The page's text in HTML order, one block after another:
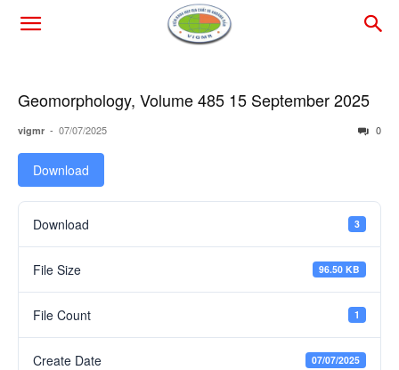
Geomorphology, Volume 485 15 September 2025
vigmr - 07/07/2025 0
Download
Download 3
File Size 96.50 KB
File Count 1
Create Date 07/07/2025